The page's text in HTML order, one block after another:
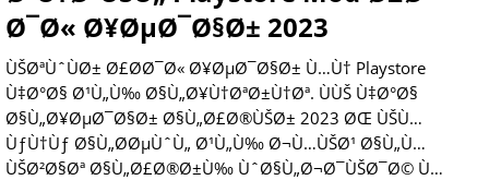
Ø¯Ø« Ø¥ØµØ¯Ø§Ø± 2023
ÙŠØªÙˆÙØ± Ø£Ø­Ø¯Ø« Ø¥ØµØ¯Ø§Ø± Ù…Ù† Playstore
Ù‡Ø°Ø§ Ø¹Ù„Ù‰ Ø§Ù„Ø¥Ù†ØªØ±Ù†Øª. ÙÙŠ Ù‡Ø°Ø§
Ø§Ù„Ø¥ØµØ¯Ø§Ø± Ø§Ù„Ø£Ø®ÙŠØ± 2023 ØŒ ÙŠÙ…
ÙƒÙ†Ùƒ Ø§Ù„Ø­ØµÙˆÙ„ Ø¹Ù„Ù‰ Ø¬Ù…ÙŠØ¹ Ø§Ù„Ù…
ÙŠØ²Ø§Øª Ø§Ù„Ø£Ø®Ø±Ù‰ ÙˆØ§Ù„Ø¬Ø¯ÙŠØ¯Ø© Ù…